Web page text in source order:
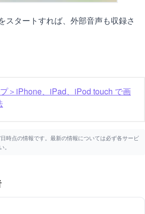
スタートすれば、外部音声も収録さ
＞iPhone、iPad、iPod touch で画
時点の情報です。最新の情報については必ず各サービ
。